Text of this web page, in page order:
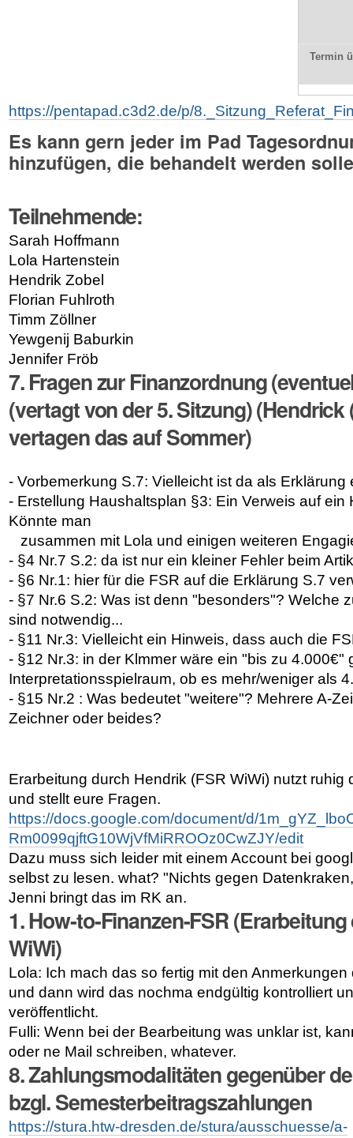
Termin
https://pentapad.c3d2.de/p/
Es kann gern jeder im Pad
hinzufügen, die behandelt werden
Teilnehmende:
Sarah Hoffmann
Lola Hartenstein
Hendrik Zobel
Florian Fuhlroth
Timm Zöllner
Yewgenij Baburkin
Jennifer Fröb
7. Fragen zur Finanzordnung
(vertagt von der 5. Sitzung) (Hendrick
vertagen das auf Sommer)
- Vorbemerkung S.7: Vielleicht ist da als Erklärung
- Erstellung Haushaltsplan §3: Ein Verweis auf ein
Könnte man
zusammen mit Lola und einigen weiteren
- §4 Nr.7 S.2: da ist nur ein kleiner Fehler beim
- §6 Nr.1: hier für die FSR auf die Erklärung S.7
- §7 Nr.6 S.2: Was ist denn "besonders"? Welche
sind notwendig...
- §11 Nr.3: Vielleicht ein Hinweis, dass auch die
- §12 Nr.3: in der Klmmer wäre ein "bis zu 4.000€"
Interpretationsspielraum, ob es mehr/weniger als
- §15 Nr.2 : Was bedeutet "weitere"? Mehrere A-
Zeichner oder beides?
Erarbeitung durch Hendrik (FSR WiWi) nutzt ruhig
und stellt eure Fragen.
https://docs.google.com/document/d/
Rm0099qjftG10WjVfMiRROOz0CwZJY/edit
Dazu muss sich leider mit einem Account bei
selbst zu lesen. what? "Nichts gegen
Jenni bringt das im RK an.
1. How-to-Finanzen-FSR
WiWi)
Lola: Ich mach das so fertig mit den
und dann wird das nochma endgültig kontrolliert
veröffentlicht.
Fulli: Wenn bei der Bearbeitung was unklar ist,
oder ne Mail schreiben, whatever.
8. Zahlungsmodalitäten gegenüber
bzgl. Semesterbeitragszahlungen
https://stura.htw-dresden.de/stura/ausschuesse/a-